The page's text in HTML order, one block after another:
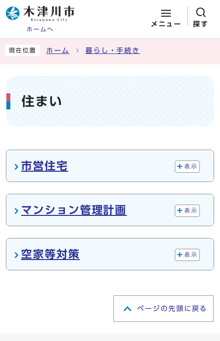
ホームへ
メニュー 探す
現在位置 ホーム 暮らし・手続き
住まい
メインメニュー
市営住宅 表示
マンション管理計画 表示
空家等対策 表示
ページの先頭に戻る